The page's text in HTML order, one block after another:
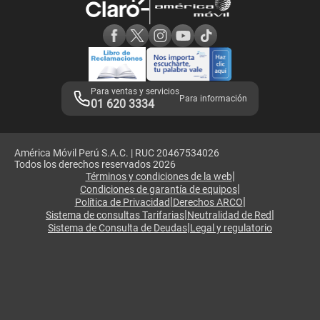
Adquirientes iPhone 6, 6S y SE
Mensaje de Seguridad
Términos y Condiciones de Tienda Claro
Libro de Reclamaciones
Legales de marketplace
Para ventas y servicios
01 620 3334 Para información
América Móvil Perú S.A.C. | RUC 20467534026
Todos los derechos reservados 2026
Términos y condiciones de la web|
Condiciones de garantía de equipos|
Política de Privacidad|Derechos ARCO|
Sistema de consultas Tarifarias|Neutralidad de Red|
Sistema de Consulta de Deudas|Legal y regulatorio